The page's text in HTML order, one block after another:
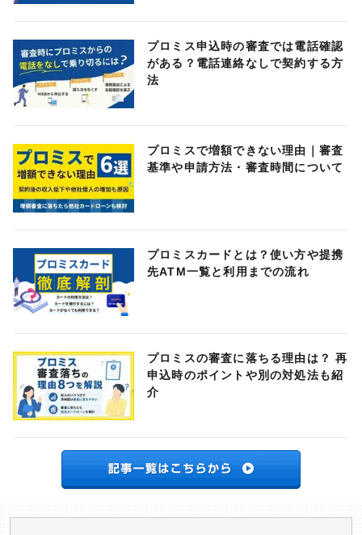
プロミス申込時の審査では電話確認
がある？電話連絡なしで契約する方
法
プロミスで増額できない理由｜審査
基準や申請方法・審査時間について
プロミスカードとは？使い方や提携
先ATM一覧と利用までの流れ
プロミスの審査に落ちる理由は？ 再
申込時のポイントや別の対処法も紹
介